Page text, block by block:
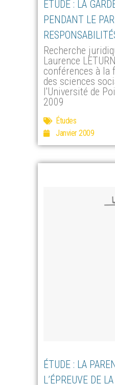
ÉTUDE : LA
PENDANT LE
Recherche
Laurence
conférences à la
des sciences
l'Université de
2009
Études
Janvier 2009
ÉTUDE : LA
L’ÉPREUVE DE